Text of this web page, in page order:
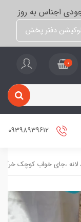
اجناس به روز
لوکیشن دفتر پخش
0
لانه ،جای خواب کوچک